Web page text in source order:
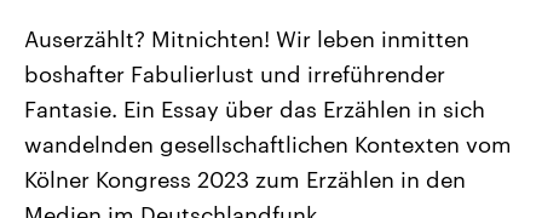
Landtagswahl Sachsen-Anhalt
2026
Alle Informationen
Sachsen-Anhalt wählt am 6.
September 2026 einen neuen
Landtag. Seit 2021 wird das
Bundesland von einer Koalition aus
USA
Aktuelle Beiträge,
Hintergründe
Wirtschaftlich und
gehören die Vereinigten
den mächtigsten Ländern
Auserzählt? Mitnichten! Wir leben inmitten
boshafter Fabulierlust und irreführender
Fantasie. Ein Essay über das Erzählen in sich
wandelnden gesellschaftlichen Kontexten vom
Kölner Kongress 2023 zum Erzählen in den